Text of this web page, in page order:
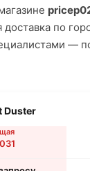
доставка по
—
Duster